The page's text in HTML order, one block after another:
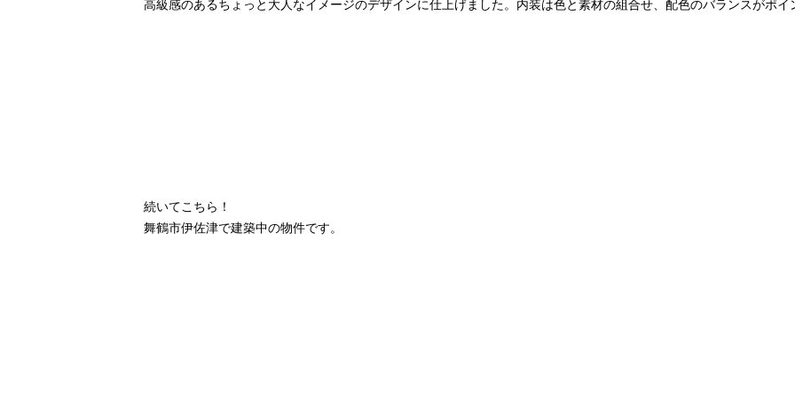
高級感のあるちょっと大人なイメージのデザインに仕上げました。内装は色と素材の組合せ、配色のバランスがポイ
続いてこちら！
舞鶴市伊佐津で建築中の物件です。